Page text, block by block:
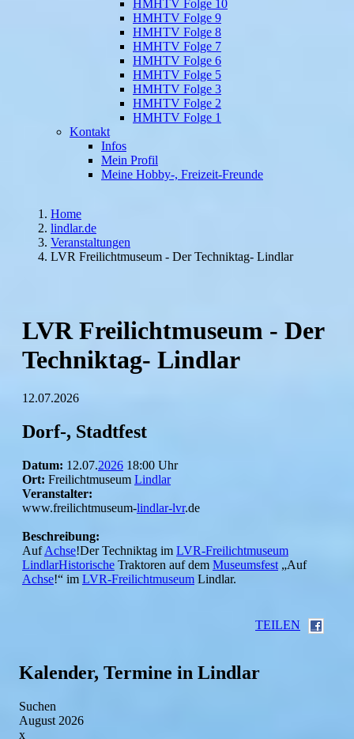
HMHTV Folge 10
HMHTV Folge 9
HMHTV Folge 8
HMHTV Folge 7
HMHTV Folge 6
HMHTV Folge 5
HMHTV Folge 3
HMHTV Folge 2
HMHTV Folge 1
Kontakt
Infos
Mein Profil
Meine Hobby-, Freizeit-Freunde
Home
lindlar.de
Veranstaltungen
LVR Freilichtmuseum - Der Techniktag- Lindlar
LVR Freilichtmuseum - Der
Techniktag- Lindlar
12.07.2026
Dorf-, Stadtfest
Datum: 12.07.2026 18:00 Uhr
Ort: Freilichtmuseum Lindlar
Veranstalter:
www.freilichtmuseum-lindlar-lvr.de
Beschreibung:
AufAchse!Der Techniktag im LVR-Freilichtmuseum
LindlarHistorische Traktoren auf dem Museumsfest „Auf
Achse!“ im LVR-Freilichtmuseum Lindlar.
TEILEN
Kalender, Termine in Lindlar
Suchen
August 2026
x